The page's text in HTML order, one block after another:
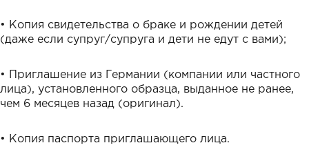
• Копия свидетельства о браке и рождении детей
(даже если супруг/супруга и дети не едут с вами);
• Приглашение из Германии (компании или частного
лица), установленного образца, выданное не ранее,
чем 6 месяцев назад (оригинал).
• Копия паспорта приглашающего лица.